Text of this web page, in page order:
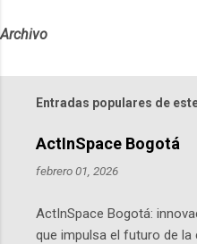
Archivo
Entradas populares de
ActInSpace Bogotá
febrero 01, 2026
ActInSpace Bogotá:
que impulsa el futuro de